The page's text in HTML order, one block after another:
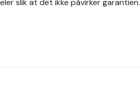
slik at det ikke påvirker garantien.